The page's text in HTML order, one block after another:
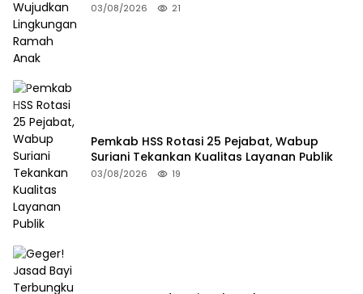
03/08/2026 21
Pemkab HSS Rotasi 25 Pejabat, Wabup
Suriani Tekankan Kualitas Layanan Publik
03/08/2026 19